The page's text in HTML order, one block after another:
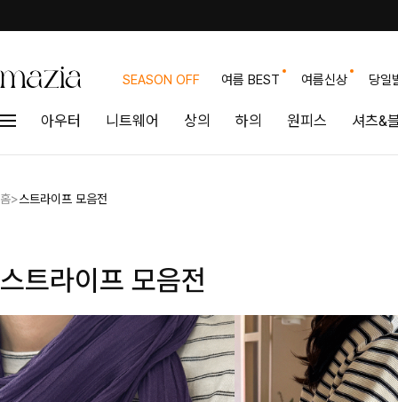
SEASON OFF 여름 BEST 여름신상 당일
아우터 니트웨어 상의 하의 원피스 셔츠&
홈>스트라이프 모음전
스트라이프 모음전